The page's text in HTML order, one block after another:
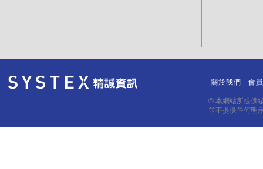
關於我們 會
© 本網站所提供
並不提供任何明